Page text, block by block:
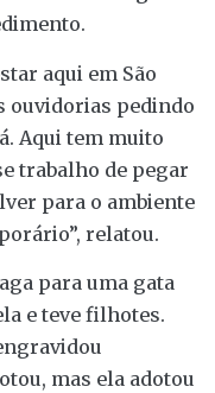
aqui em São
ouvidorias pedindo
Aqui tem muito
trabalho de pegar
para o ambiente
relatou.
para uma gata
e teve filhotes.
mas ela adotou